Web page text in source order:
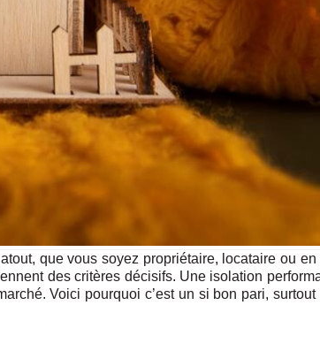
que vous soyez propriétaire, locataire ou
des critères décisifs. Une isolation
Voici pourquoi c’est un si bon pari,